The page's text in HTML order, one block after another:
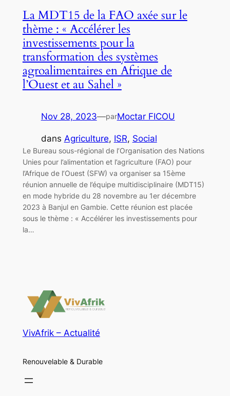
La MDT15 de la FAO axée sur le
thème : « Accélérer les
investissements pour la
transformation des systèmes
agroalimentaires en Afrique de
l’Ouest et au Sahel »
Nov 28, 2023—parMoctar FICOU
dans Agriculture, ISR, Social
Le Bureau sous-régional de l’Organisation des Nations
Unies pour l’alimentation et l’agriculture (FAO) pour
l’Afrique de l’Ouest (SFW) va organiser sa 15ème
réunion annuelle de l’équipe multidisciplinaire (MDT15)
en mode hybride du 28 novembre au 1er décembre
2023 à Banjul en Gambie. Cette réunion est placée
sous le thème : « Accélérer les investissements pour
la…
VivAfrik – Actualité
Renouvelable & Durable